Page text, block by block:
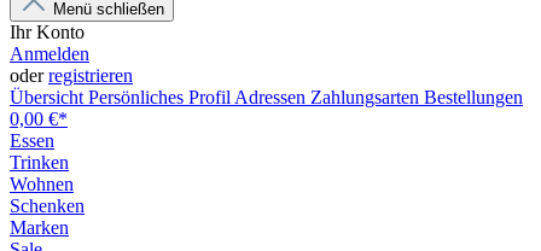
Menü schließen
Ihr Konto
Anmelden
oderregistrieren
Übersicht Persönliches Profil Adressen Zahlungsarten Bestellungen
0,00 €*
Essen
Trinken
Wohnen
Schenken
Marken